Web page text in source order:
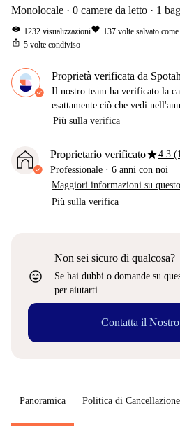
Monolocale 0 camere da letto 1
visibility 1232 visualizzazionifavorite 137 volte salvato
ios_share 5 volte condiviso
Proprietà verificata da
Il nostro team ha verificato la
esattamente ciò che vedi
Più sulla verifica
Proprietario verificatostar4.3
Professionale · 6 anni con noi
Maggiori informazioni su
Più sulla verifica
sentiment_very_satisfied
Non sei sicuro di qualcosa?
Se hai dubbi o domande su
per aiutarti.
Contatta il
Panoramica Politica di Cancellazione